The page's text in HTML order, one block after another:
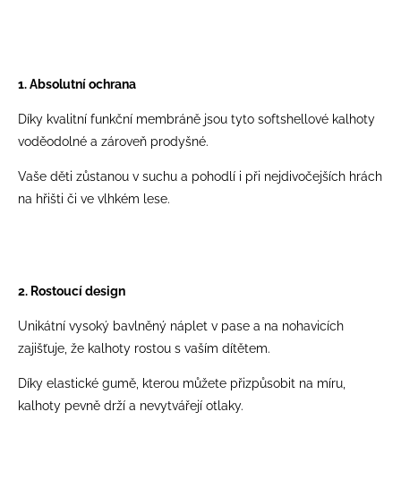
1. Absolutní ochrana
Díky kvalitní funkční membráně jsou tyto softshellové kalhoty
voděodolné a zároveň prodyšné.
Vaše děti zůstanou v suchu a pohodlí i při nejdivočejších hrách
na hřišti či ve vlhkém lese.
2. Rostoucí design
Unikátní vysoký bavlněný náplet v pase a na nohavicích
zajišťuje, že kalhoty rostou s vaším dítětem.
Díky elastické gumě, kterou můžete přizpůsobit na míru,
kalhoty pevně drží a nevytvářejí otlaky.